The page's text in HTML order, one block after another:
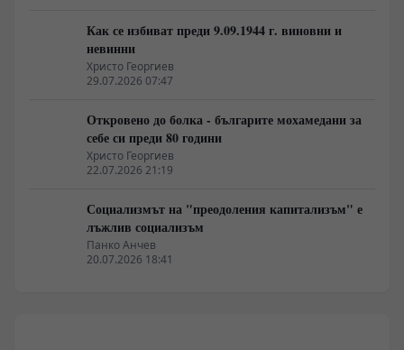
Как се избиват преди 9.09.1944 г. виновни и
невинни
Христо Георгиев
29.07.2026 07:47
Откровено до болка - българите мохамедани за
себе си преди 80 години
Христо Георгиев
22.07.2026 21:19
Социализмът на "преодоления капитализъм" е
лъжлив социализъм
Панко Анчев
20.07.2026 18:41